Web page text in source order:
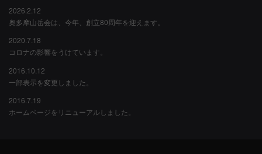
2026.2.12
奥多摩山岳会は、今年、創立80周年を迎えます。
2020.7.18
コロナの影響をうけています。
2016.10.12
一部表示を変更しました。
2016.7.19
ホームページをリニューアルしました。